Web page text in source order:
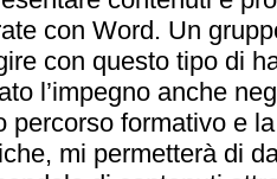
con Word. Un
con questo tipo di
l’impegno anche
percorso formativo e
mi permetterà di